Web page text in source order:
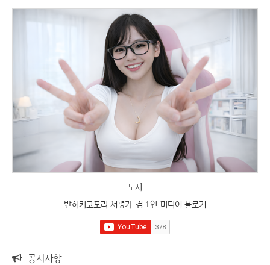
노지
반히키코모리 서평가 겸 1인 미디어 블로거
공지사항